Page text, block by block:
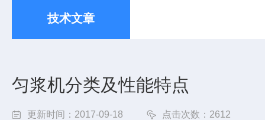
技术文章
匀浆机分类及性能特点
更新时间：2017-09-18 点击次数：2612